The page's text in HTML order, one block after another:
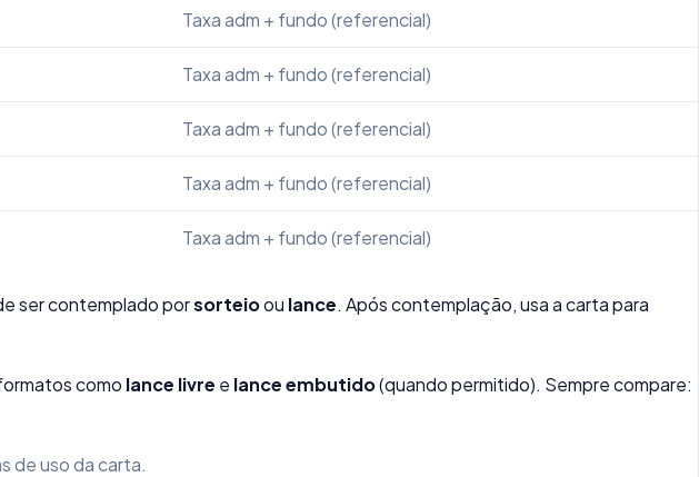
Taxa adm + fundo (referencial)
Taxa adm + fundo (referencial)
Taxa adm + fundo (referencial)
Taxa adm + fundo (referencial)
Taxa adm + fundo (referencial)
ser contemplado porsorteioou lance. Após contemplação, usa a carta para
como lance livre e lance embutido(quando permitido). Sempre compare:
de uso da carta.